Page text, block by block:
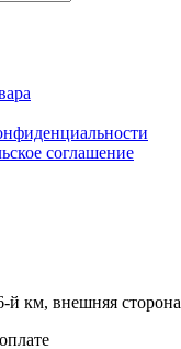
соглашение
км, внешняя сторона